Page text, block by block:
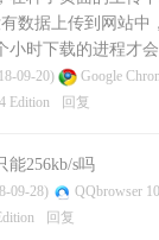
数据上传到网站中
小时下载的进程才
09-20)
Google
Edition
回复
能256kb/s吗
09-28)
QQbrowser
回复